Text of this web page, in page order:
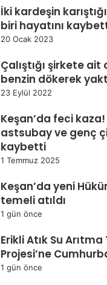
İki kardeşin
biri hayatını
20 Ocak 2023
Çalıştığı şirkete
benzin dökerek
23 Eylül 2022
Keşan’da feci
astsubay ve genç
kaybetti
1 Temmuz 2025
Keşan’da yeni
temeli atıldı
1 gün önce
Erikli Atık Su
Projesi’ne
1 gün önce